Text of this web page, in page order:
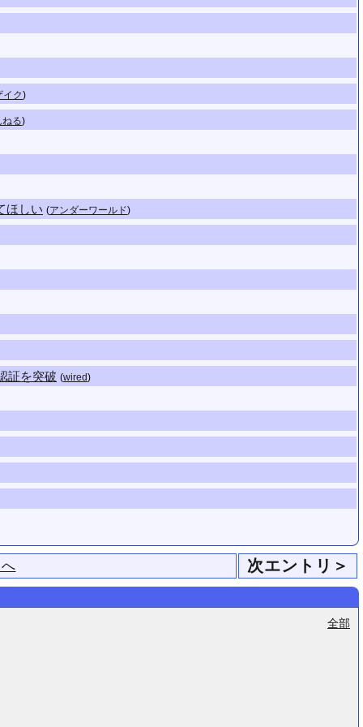
ク)
る)
ほしい (アンダーワールド)
証を突破 (wired)
次エントリ＞
全部